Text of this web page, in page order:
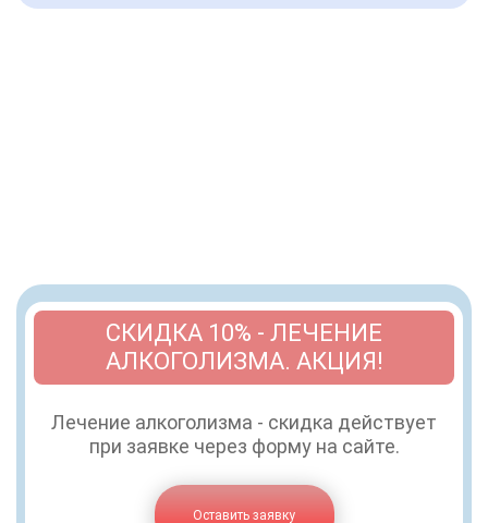
СКИДКА 10% - ЛЕЧЕНИЕ
АЛКОГОЛИЗМА. АКЦИЯ!
Лечение алкоголизма - скидка действует
при заявке через форму на сайте.
Оставить заявку